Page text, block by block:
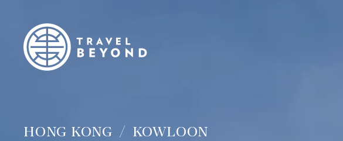
HONG KONG KOWLOON